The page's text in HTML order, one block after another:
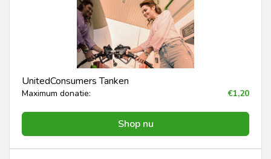
UnitedConsumers Tanken
Maximum donatie: €1,20
Shop nu